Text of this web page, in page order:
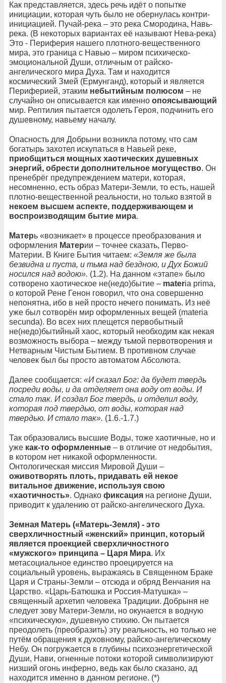
Как представляется, здесь речь идёт о попытке
инициации, которая чуть было не обернулась контри-
инициацией. Пучай-река – это река Смородина, Навь-
река. (В некоторых вариантах её называют Нева-река)
Это - Периферия нашего плотного-вещественного
мира, это граница с Навью – миром психическо-
эмоциональной Души, отличным от райско-
ангелического мира Духа. Там и находится
космический Змей (Ермунганд), который и является
Периферией, этаким небытийным полюсом – не
случайно он описывается как именно опоясывающий
мир. Рептилия пытается одолеть Героя, подчинить его
душевному, навьему началу.
Опасность для Добрыни возникла потому, что сам
богатырь захотел искупаться в Навьей реке,
приобщиться мощных хаотических душевных
энергий, обрести дополнительное могущество. Он
пренебрёг предупреждением матери, которая,
несомненно, есть образ Матери-Земли, то есть, нашей
плотно-вещественной реальности, но только взятой в
некоем высшем аспекте, поддерживающем и
воспроизводящим бытие мира.
Матерь «возникает» в процессе преобразования и
оформления Материи – точнее сказать, Перво-
Материи. В Книге Бытия читаем: «Земля же была
безвидна и пуста, и тьма над бездною, и Дух Божий
носился над водою». (1.2). На данном «этапе» было
сотворено хаотическое не(недо)бытие – materia prima,
о которой Рене Генон говорил, что она совершенно
непонятна, ибо в ней просто нечего понимать. Из неё
уже был сотворён мир оформленных вещей (materia
secunda). Во всех них плещется первобытный
не(недо)бытийный хаос, который необходим как некая
возможность выбора – между тьмой первотворения и
Нетварным Чистым Бытием. В противном случае
человек был бы просто автоматом Абсолюта.
Далее сообщается: «И сказал Бог: да будет твердь
посреди воды, и да отделяет она воду от воды. И
стало так. И создал Бог твердь, и отделил воду,
которая под твердью, от воды, которая над
твердью. И стало так». (1.6.-1.7.)
Так образовались высшие Воды, тоже хаотичные, но и
уже как-то оформленные – в отличие от недобытия,
в котором нет никакой оформленности.
Онтологическая миссия Мировой Души –
оживотворять плоть, придавать ей некое
витальное движение, используя свою
«хаотичность». Однако фиксация на регионе Души,
приводит к удалению от райско-ангелического Духа.
Земная Матерь («Матерь-Земля) - это
сверхличностный «женский» принцип, который
является проекцией сверхличностного
«мужского» принципа – Царя Мира. Их
метасоциальное единство проецируется на
социальный уровень, выражаясь в Священном Браке
Царя и Страны-Земли – отсюда и обряд Венчания на
Царство. «Царь-Батюшка и Россия-Матушка» –
священный архетип человека Традиции. Добрыня не
следует зову Матери-Земли, но окунается в водную
«психическую», душевную стихию. Он пытается
преодолеть (преобразить) эту реальность, но только не
путём обращения к духовному, райско-ангелическому
Небу. Он погружается в глубины психоэнергетической
Души, Нави, огненные потоки которой символизируют
низший огонь инферно, ведь как было сказано, ад
находится именно в данном регионе. (*)